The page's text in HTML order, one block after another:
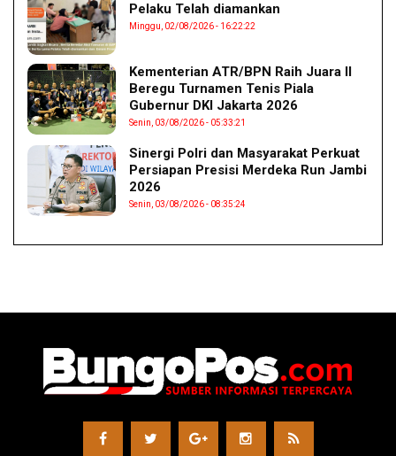
Pelaku Telah diamankan
Minggu, 02/08/2026 - 16:22:22
Kementerian ATR/BPN Raih Juara II
Beregu Turnamen Tenis Piala
Gubernur DKI Jakarta 2026
Senin, 03/08/2026 - 05:33:21
Sinergi Polri dan Masyarakat Perkuat
Persiapan Presisi Merdeka Run Jambi
2026
Senin, 03/08/2026 - 08:35:24